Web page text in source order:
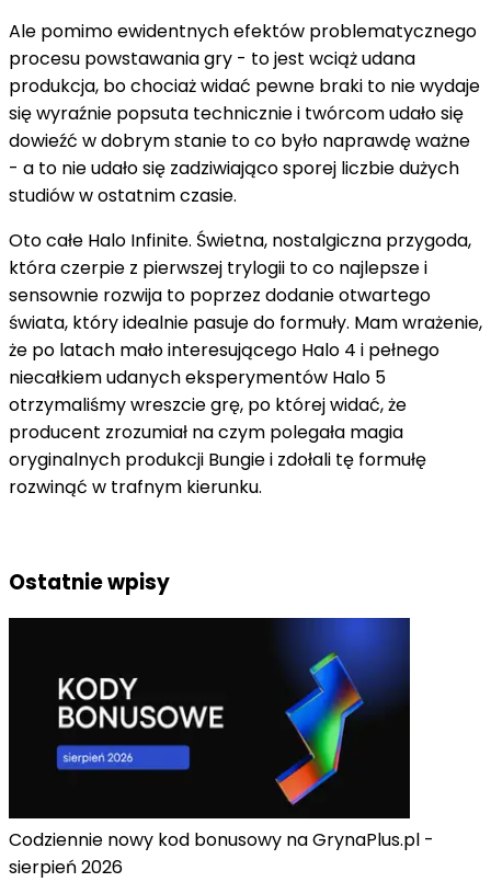
Ale pomimo ewidentnych efektów problematycznego
procesu powstawania gry - to jest wciąż udana
produkcja, bo chociaż widać pewne braki to nie wydaje
się wyraźnie popsuta technicznie i twórcom udało się
dowieźć w dobrym stanie to co było naprawdę ważne
- a to nie udało się zadziwiająco sporej liczbie dużych
studiów w ostatnim czasie.
Oto całe Halo Infinite. Świetna, nostalgiczna przygoda,
która czerpie z pierwszej trylogii to co najlepsze i
sensownie rozwija to poprzez dodanie otwartego
świata, który idealnie pasuje do formuły. Mam wrażenie,
że po latach mało interesującego Halo 4 i pełnego
niecałkiem udanych eksperymentów Halo 5
otrzymaliśmy wreszcie grę, po której widać, że
producent zrozumiał na czym polegała magia
oryginalnych produkcji Bungie i zdołali tę formułę
rozwinąć w trafnym kierunku.
Ostatnie wpisy
Codziennie nowy kod bonusowy na GrynaPlus.pl -
sierpień 2026